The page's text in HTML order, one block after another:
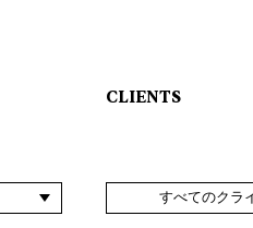
CLIENTS
すべてのクラ